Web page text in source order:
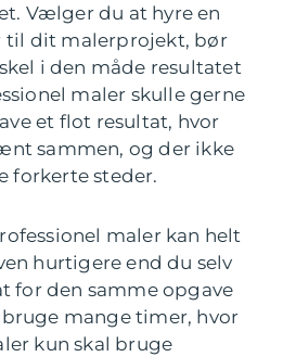
Vælger du at hyre en
til dit malerprojekt, bør
i den måde resultatet
maler skulle gerne
et flot resultat, hvor
sammen, og der ikke
forkerte steder.
maler kan helt
hurtigere end du selv
for den samme opgave
bruge mange timer, hvor
kun skal bruge